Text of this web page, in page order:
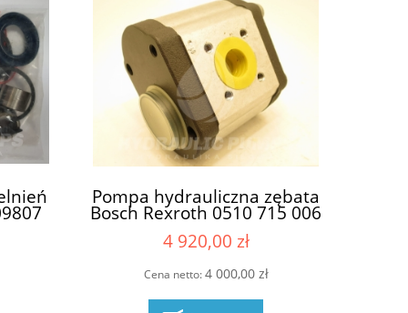
,
Pompa hydrauliczna zębata
Bosch Rexroth 0510 715 006
0 510 715 006 0510715006
AZPN-11-025RNM20MB
4 920,00 zł
Cena netto:4 000,00 zł